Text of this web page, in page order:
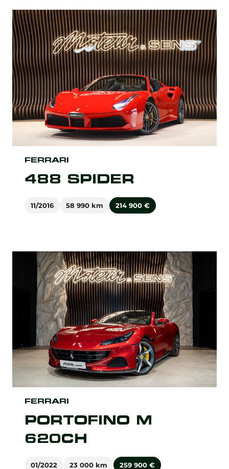
488 SPIDER
FERRARI
11/2016 58 990 km 214 900 €
PORTOFINO M
620CH
FERRARI
01/2022 23 000 km 259 900 €